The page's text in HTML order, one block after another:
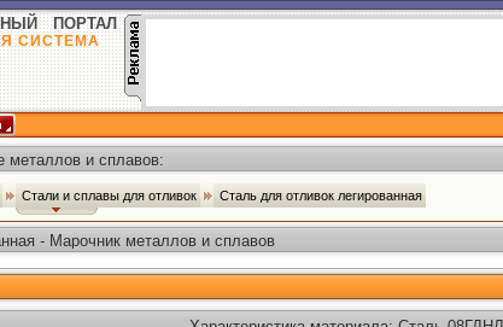
ПОРТАЛ
СИСТЕМА
металлов и сплавов:
Стали и сплавы для отливок Сталь для отливок легированная
- Марочник металлов и сплавов